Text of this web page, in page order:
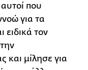
που
για τα
ειδικά τον
και μίλησε για